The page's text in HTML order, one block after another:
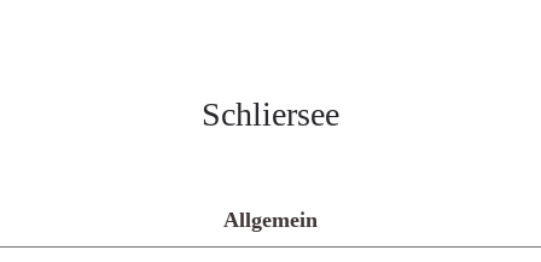
Schliersee
Allgemein